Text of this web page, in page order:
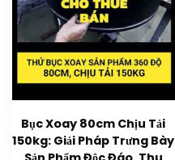
Bục Xoay 80cm Chịu Tải
150kg: Giải Pháp Trưng Bày